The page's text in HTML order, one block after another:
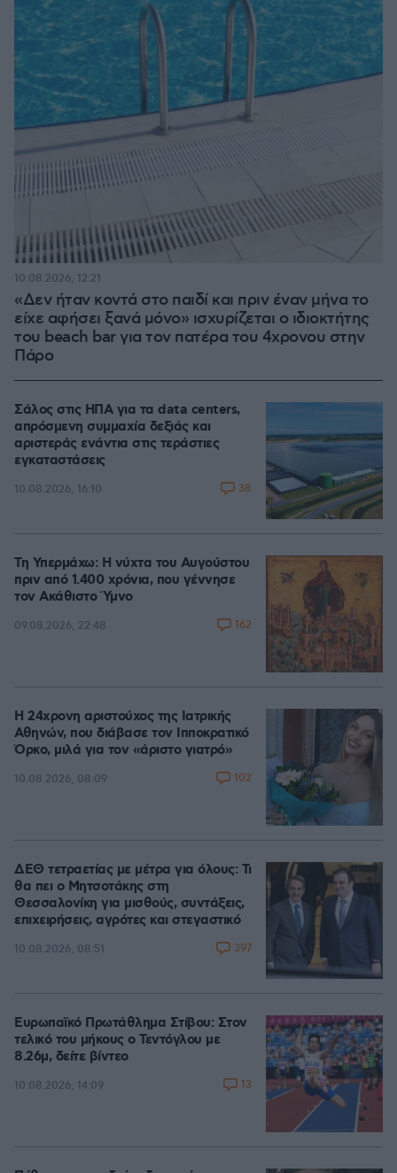
«Δεν ήταν κοντά στο παιδί και πριν έναν μήνα το
είχε αφήσει ξανά μόνο» ισχυρίζεται ο ιδιοκτήτης
του beach bar για τον πατέρα του 4χρονου στην
Πάρο
10.08.2026, 12:21
Σάλος στις ΗΠΑ για τα data centers,
απρόσμενη συμμαχία δεξιάς και
αριστεράς ενάντια στις τεράστιες
εγκαταστάσεις
10.08.2026, 16:10 38
Τη Υπερμάχω: Η νύχτα του Αυγούστου
πριν από 1.400 χρόνια, που γέννησε
τον Ακάθιστο Ύμνο
09.08.2026, 22:48 162
Η 24χρονη αριστούχος της Ιατρικής
Αθηνών, που διάβασε τον Ιπποκρατικό
Όρκο, μιλά για τον «άριστο γιατρό»
10.08.2026, 08:09 102
ΔΕΘ τετραετίας με μέτρα για όλους: Τι
θα πει ο Μητσοτάκης στη
Θεσσαλονίκη για μισθούς, συντάξεις,
επιχειρήσεις, αγρότες και στεγαστικό
10.08.2026, 08:51 397
Ευρωπαϊκό Πρωτάθλημα Στίβου: Στον
τελικό του μήκους ο Τεντόγλου με
8.26μ, δείτε βίντεο
10.08.2026, 14:09 13